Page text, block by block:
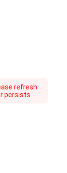
refresh
persists.